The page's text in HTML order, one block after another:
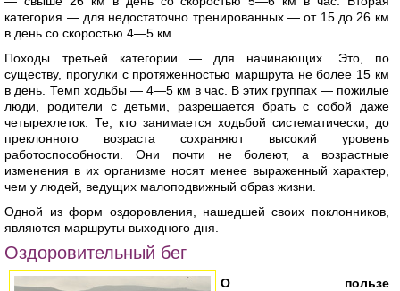
категория — для недостаточно тренированных — от 15 до 26 км
в день со скоростью 4—5 км.
Походы третьей категории — для начинающих. Это, по
существу, прогулки с протяженностью маршрута не более 15 км
в день. Темп ходьбы — 4—5 км в час. В этих группах — пожилые
люди, родители с детьми, разрешается брать с собой даже
четырехлеток. Те, кто занимается ходьбой систематически, до
преклонного возраста сохраняют высокий уровень
работоспособности. Они почти не болеют, а возрастные
изменения в их организме носят менее выраженный характер,
чем у людей, ведущих малоподвижный образ жизни.
Одной из форм оздоровления, нашедшей своих поклонников,
являются маршруты выходного дня.
Оздоровительный бег
О пользе